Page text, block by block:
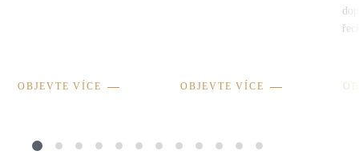
OBJEVTE VÍCE OBJEVTE VÍCE